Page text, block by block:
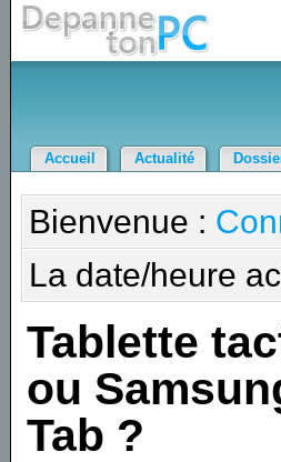
Accueil Actualité
Bienvenue :
La date/heure
Tablette
ou
Tab ?